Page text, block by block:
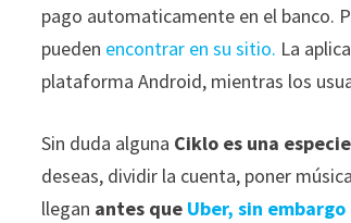
pago automaticamente en el banco.
pueden encontrar en su sitio. La
plataforma Android, mientras los
Sin duda alguna Ciklo es una
deseas, dividir la cuenta, poner
llegan antes que Uber, sin